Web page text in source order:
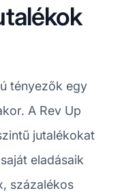
tényezők egy
A Rev Up
jutalékokat
eladásaik
százalékos